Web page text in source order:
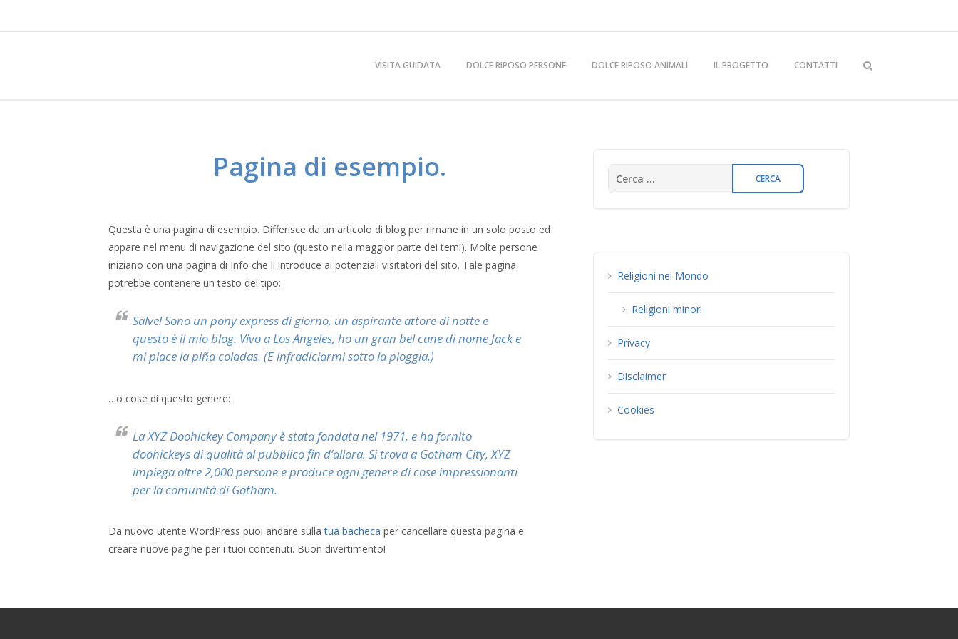
VISITA GUIDATA DOLCE RIPOSO PERSONE DOLCE RIPOSO ANIMALI IL PROGETTO CONTATTI
Pagina di esempio.
Questa è una pagina di esempio. Differisce da un articolo di blog per rimane in un solo posto ed
appare nel menu di navigazione del sito (questo nella maggior parte dei temi). Molte persone
iniziano con una pagina di Info che li introduce ai potenziali visitatori del sito. Tale pagina
potrebbe contenere un testo del tipo:
Salve! Sono un pony express di giorno, un aspirante attore di notte e
questo è il mio blog. Vivo a Los Angeles, ho un gran bel cane di nome Jack e
mi piace la piña coladas. (E infradiciarmi sotto la pioggia.)
…o cose di questo genere:
La XYZ Doohickey Company è stata fondata nel 1971, e ha fornito
doohickeys di qualità al pubblico fin d’allora. Si trova a Gotham City, XYZ
impiega oltre 2,000 persone e produce ogni genere di cose impressionanti
per la comunità di Gotham.
Da nuovo utente WordPress puoi andare sullatua bacheca per cancellare questa pagina e
creare nuove pagine per i tuoi contenuti. Buon divertimento!
Religioni nel Mondo
Religioni minori
Privacy
Disclaimer
Cookies